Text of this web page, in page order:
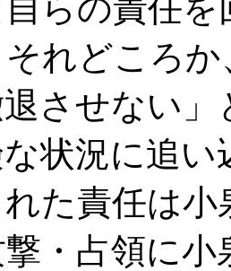
らの責任
それどころ
させない
状況に追
た責任は
・占領に